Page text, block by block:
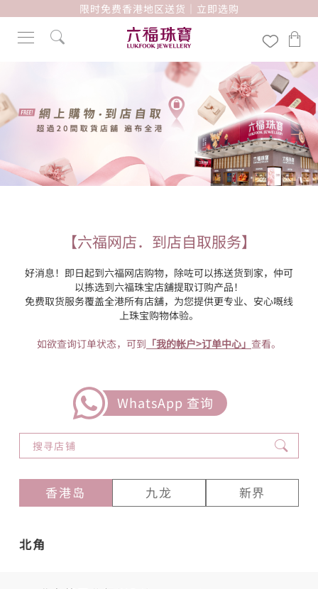
限时免费香港地区送货｜立即选购
【六福网店．到店自取服务】
好消息！即日起到六福网店购物，除咗可以拣送货到家，仲可
以拣选到六福珠宝店舖提取订购产品！
免费取货服务覆盖全港所有店舖，为您提供更专业、安心嘅线
上珠宝购物体验。
如欲查询订单状态，可到 「我的帐户>订单中心」 查看。
WhatsApp 查询
香港岛 九龙 新界
北角